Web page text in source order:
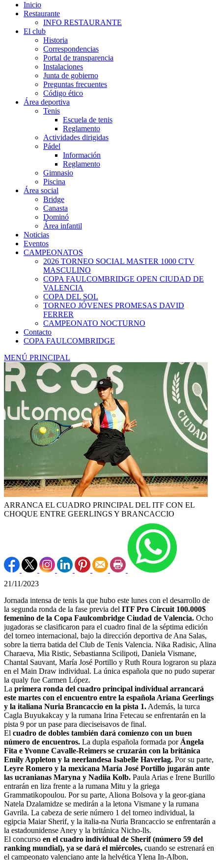
Inicio
Restaurante
INFO RESTAURANTE
El club
Historia
Correspondencias
Portal de transparencia
Instalaciones
Junta de gobierno
Preguntas frecuentes
Código ético
Área deportiva
Tenis
Escuela de tenis
Reglamento
Actividades dirigidas
Pádel
Información
Reglamento
Gimnasio
Piscina
Área social
Bridge
Canasta
Dominó
Área infantil
Noticias
Eventos
CAMPEONATOS
2026 TORNEO SOCIAL MASTER 1000 CTV
MASCULINO
COPA FAULCOMBRIDGE OPEN CIUDAD DE
VALENCIA
COPA DEL SOL
TORNEO JÓVENES PROMESAS DAVID
FERRER
CAMPEONATO NOCTURNO
Contacto
COPA FAULCOMBRIDGE
MENÚ PRINCIPAL
ARRANCA EL CUADRO PRINCIPAL DEL ITF CON EL
CHOQUE ENTRE GEERLINGS Y BRANCACCIO
21/11/2023
Jornada intensa de tenis la que hubo este lunes con el desarrollo de
la segunda ronda de la fase previa del ITF Pro Circuit 100.000$
femenino de la Copa Faulcombridge Ciudad de Valencia. Ocho
jugadoras se clasificaron para el cuadro final de la séptima edición
del torneo internacional, bajo la dirección deportiva de Ana Salas,
sobre la tierra batida del Club de Tenis Valencia. Nika Radisic, Alina
Charaeva, Mia Ristic, Sebastianna Scilipoti, Daniela Vismane,
Chantal Sauvant, María José Portillo y Ruth Roura lograron su plaza
en el Main Draw individual. La única española que no pudo superar
la qualy fue Carmen López.
La primera ronda del cuadro principal individual arrancará
este martes con el encuentro entre la española Ariana Geerlings
y la italiana Nuria Brancaccio en la pista 1. Además, la turca
Cagla Buyukakcay y la rumana Irina Fetecau se enfrentarán en la
pista 9 por un pase para dieciseisavos de final.
El cuadro de dobles también dará comienzo con un buen
número de encuentros. La dupla española formada por Ángela
Fita e Yvonne Cavalle-Reimers se cruzarán con la británica
Emily Appleton y la neerlandesa Isabelle Haverlag. Por su parte,
Leyre Romero y la mexicana María José Portillo jugarán ante
las ucranianas Maryna y Nadiia Kolb. Paula Arias e Irene Burillo
entrarán en liza frente a la rumana Mitu y la griega
Grammatikopoulou. Por su parte, Aliona Bolsova y la geor-giana
Natela Dzalamidze se medirán a la letona Vismane y la rumana
Gavrila. La cabeza de serie número 1 del torneo individual, la
egipcia Maiar Sherif, y la italia-na Nuria Brancaccio se enfrentarán a
la estadounidense Aney y la británica Nicho-lls.
El concurso en el cuadro individual de Sherif (número 59 del
ranking mundial), ya se dará el miércoles, cuando se estrenará en
el campeonato valenciano ante la helvética Ylena In-Albon,